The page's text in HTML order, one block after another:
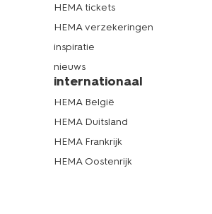
HEMA tickets
HEMA verzekeringen
inspiratie
nieuws
internationaal
HEMA België
HEMA Duitsland
HEMA Frankrijk
HEMA Oostenrijk